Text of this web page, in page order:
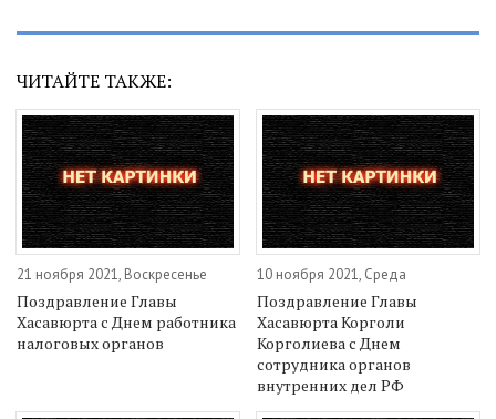
ЧИТАЙТЕ ТАКЖЕ:
21 ноября 2021, Воскресенье
Поздравление Главы
Хасавюрта с Днем работника
налоговых органов
10 ноября 2021, Среда
Поздравление Главы
Хасавюрта Корголи
Корголиева с Днем
сотрудника органов
внутренних дел РФ